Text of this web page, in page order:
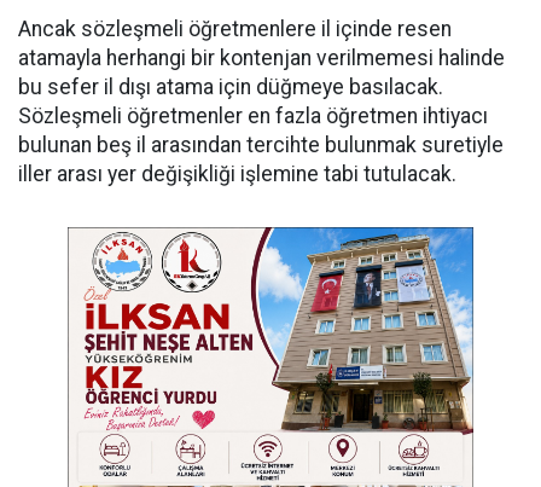
Ancak sözleşmeli öğretmenlere il içinde resen
atamayla herhangi bir kontenjan verilmemesi halinde
bu sefer il dışı atama için düğmeye basılacak.
Sözleşmeli öğretmenler en fazla öğretmen ihtiyacı
bulunan beş il arasından tercihte bulunmak suretiyle
iller arası yer değişikliği işlemine tabi tutulacak.